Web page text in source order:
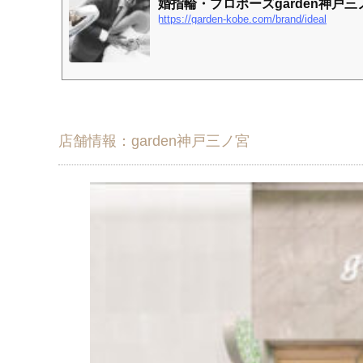
婚指輪・プロポーズgarden神戸三
https://garden-kobe.com/brand/ideal
店舗情報：garden神戸三ノ宮